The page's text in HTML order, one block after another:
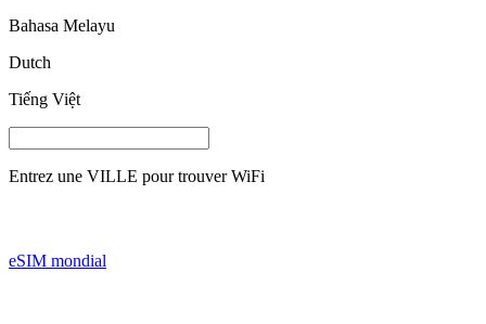
Bahasa Melayu
Dutch
Tiếng Việt
Entrez une VILLE pour trouver WiFi
eSIM mondial